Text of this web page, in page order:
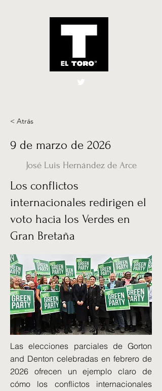
El Toro España
< Atrás
9 de marzo de 2026
José Luis Hernández de Arce
Los conflictos
internacionales redirigen el
voto hacia los Verdes en
Gran Bretaña
Las elecciones parciales de Gorton
and Denton celebradas en febrero de
2026 ofrecen un ejemplo claro de
cómo los conflictos internacionales